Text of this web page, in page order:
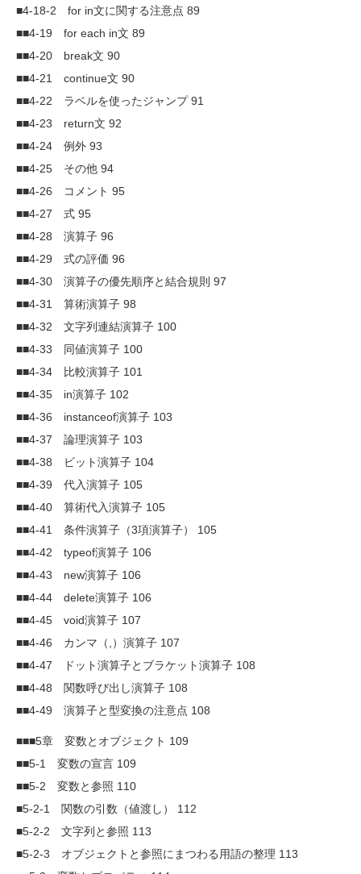
■4-18-2 for in文に関する注意点 89
■■4-19 for each in文 89
■■4-20 break文 90
■■4-21 continue文 90
■■4-22 ラベルを使ったジャンプ 91
■■4-23 return文 92
■■4-24 例外 93
■■4-25 その他 94
■■4-26 コメント 95
■■4-27 式 95
■■4-28 演算子 96
■■4-29 式の評価 96
■■4-30 演算子の優先順序と結合規則 97
■■4-31 算術演算子 98
■■4-32 文字列連結演算子 100
■■4-33 同値演算子 100
■■4-34 比較演算子 101
■■4-35 in演算子 102
■■4-36 instanceof演算子 103
■■4-37 論理演算子 103
■■4-38 ビット演算子 104
■■4-39 代入演算子 105
■■4-40 算術代入演算子 105
■■4-41 条件演算子（3項演算子） 105
■■4-42 typeof演算子 106
■■4-43 new演算子 106
■■4-44 delete演算子 106
■■4-45 void演算子 107
■■4-46 カンマ（,）演算子 107
■■4-47 ドット演算子とブラケット演算子 108
■■4-48 関数呼び出し演算子 108
■■4-49 演算子と型変換の注意点 108
■■■5章 変数とオブジェクト 109
■■5-1 変数の宣言 109
■■5-2 変数と参照 110
■5-2-1 関数の引数（値渡し） 112
■5-2-2 文字列と参照 113
■5-2-3 オブジェクトと参照にまつわる用語の整理 113